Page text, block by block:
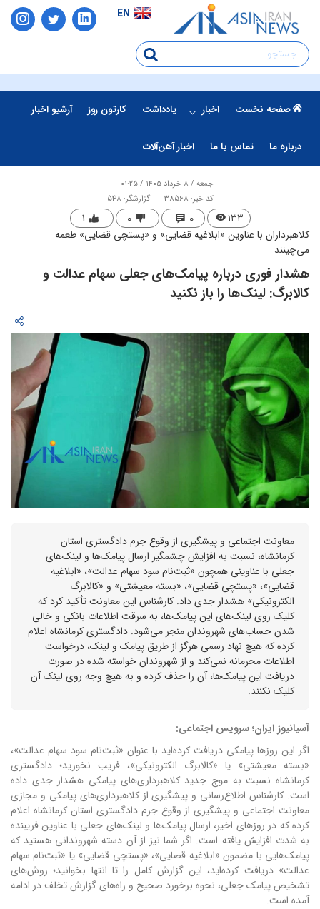
EN
صفحه نخست اخبار یادداشت کارتون روز آرشیو اخبار
درباره ما تماس با ما اخبار آهن‌آلات
جمعه / ۸ خرداد ۱۴۰۵ / ۰۱:۲۵
کد خبر: 38568
گزارشگر: 548
۱۳۳ ۰ ۰ ۱
کلاهبرداران با عناوین «ابلاغیه قضایی» و «پستچی قضایی» طعمه
می‌چینند
​هشدار فوری درباره پیامک‌های جعلی سهام عدالت و
کالابرگ: لینک‌ها را باز نکنید
معاونت اجتماعی و پیشگیری از وقوع جرم دادگستری استان
کرمانشاه، نسبت به افزایش چشمگیر ارسال پیامک‌ها و لینک‌های
جعلی با عناوینی همچون «ثبت‌نام سود سهام عدالت»، «ابلاغیه
قضایی»، «پستچی قضایی»، «بسته معیشتی» و «کالابرگ
الکترونیکی» هشدار جدی داد. کارشناس این معاونت تأکید کرد که
کلیک روی لینک‌های این پیامک‌ها، به سرقت اطلاعات بانکی و خالی
شدن حساب‌های شهروندان منجر می‌شود. دادگستری کرمانشاه اعلام
کرده که هیچ نهاد رسمی هرگز از طریق پیامک و لینک، درخواست
اطلاعات محرمانه نمی‌کند و از شهروندان خواسته شده در صورت
دریافت این پیامک‌ها، آن را حذف کرده و به هیچ وجه روی لینک آن
کلیک نکنند.
آسیانیوز ایران؛ سرویس اجتماعی:
اگر این روزها پیامکی دریافت کرده‌اید با عنوان «ثبت‌نام سود سهام عدالت»،
«بسته معیشتی» یا «کالابرگ الکترونیکی»، فریب نخورید؛ دادگستری
کرمانشاه نسبت به موج جدید کلاهبرداری‌های پیامکی هشدار جدی داده
است. کارشناس اطلاع‌رسانی و پیشگیری از کلاهبرداری‌های پیامکی و مجازی
معاونت اجتماعی و پیشگیری از وقوع جرم دادگستری استان کرمانشاه اعلام
کرده که در روزهای اخیر، ارسال پیامک‌ها و لینک‌های جعلی با عناوین فریبنده
به شدت افزایش یافته است. اگر شما نیز از آن دسته شهروندانی هستید که
پیامک‌هایی با مضمون «ابلاغیه قضایی»، «پستچی قضایی» یا «ثبت‌نام سهام
عدالت» دریافت کرده‌اید، این گزارش کامل را تا انتها بخوانید؛ روش‌های
تشخیص پیامک جعلی، نحوه برخورد صحیح و راه‌های گزارش تخلف در ادامه
آمده است.